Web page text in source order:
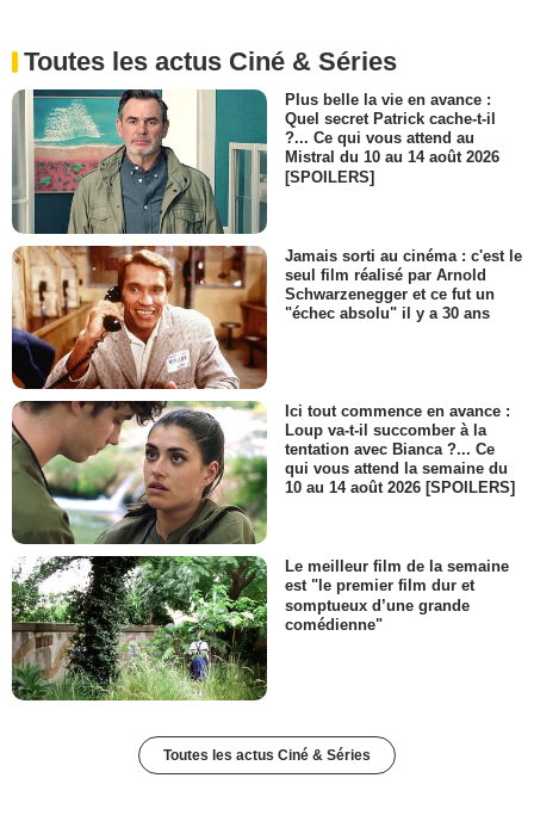
Toutes les actus Ciné & Séries
Plus belle la vie en avance :
Quel secret Patrick cache-t-il
?... Ce qui vous attend au
Mistral du 10 au 14 août 2026
[SPOILERS]
Jamais sorti au cinéma : c'est le
seul film réalisé par Arnold
Schwarzenegger et ce fut un
"échec absolu" il y a 30 ans
Ici tout commence en avance :
Loup va-t-il succomber à la
tentation avec Bianca ?... Ce
qui vous attend la semaine du
10 au 14 août 2026 [SPOILERS]
Le meilleur film de la semaine
est "le premier film dur et
somptueux d’une grande
comédienne"
Toutes les actus Ciné & Séries